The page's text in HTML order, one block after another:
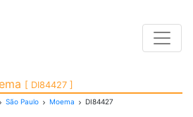
para
[ DI84427 ]
São Paulo Moema DI84427